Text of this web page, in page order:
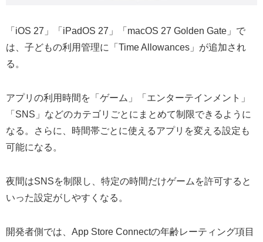
「iOS 27」「iPadOS 27」「macOS 27 Golden Gate」で
は、子どもの利用管理に「Time Allowances」が追加され
る。
アプリの利用時間を「ゲーム」「エンターテインメント」
「SNS」などのカテゴリごとにまとめて制限できるように
なる。さらに、時間帯ごとに使えるアプリを変える設定も
可能になる。
夜間はSNSを制限し、特定の時間だけゲームを許可すると
いった設定がしやすくなる。
開発者側では、App Store Connectの年齢レーティング項目